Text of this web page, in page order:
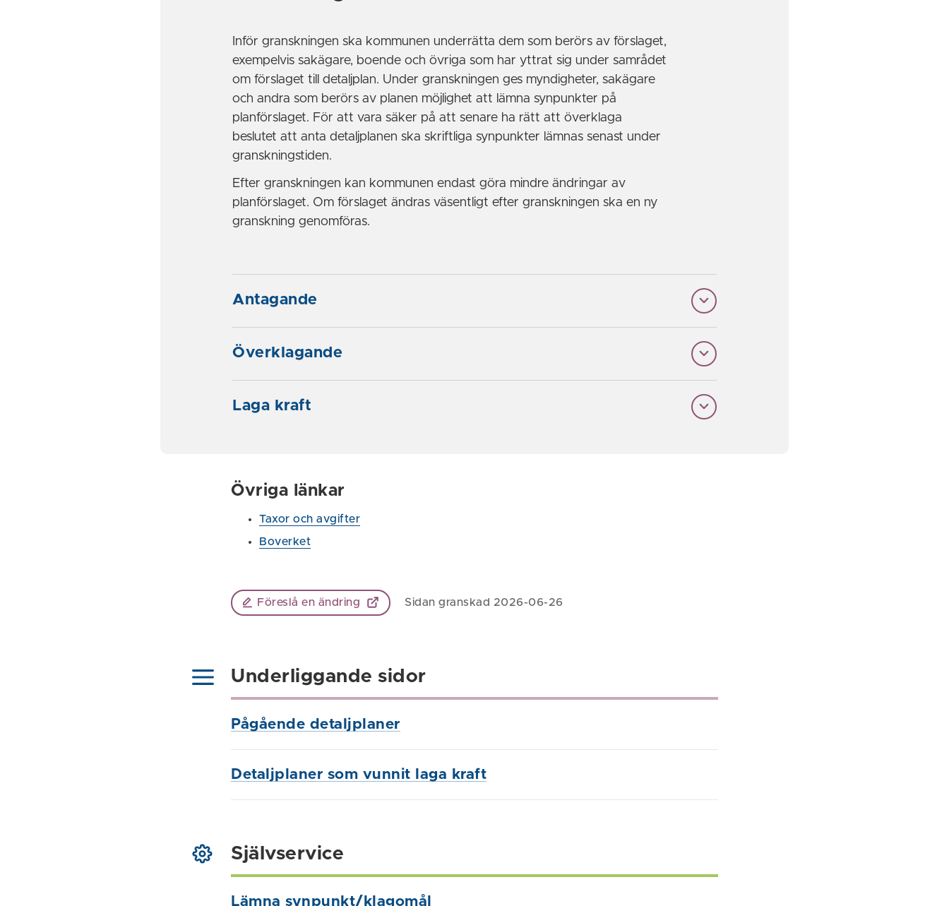
Inför granskningen ska kommunen underrätta dem som berörs av förslaget,
exempelvis sakägare, boende och övriga som har yttrat sig under samrådet
om förslaget till detaljplan. Under granskningen ges myndigheter, sakägare
och andra som berörs av planen möjlighet att lämna synpunkter på
planförslaget. För att vara säker på att senare ha rätt att överklaga
beslutet att anta detaljplanen ska skriftliga synpunkter lämnas senast under
granskningstiden.
Efter granskningen kan kommunen endast göra mindre ändringar av
planförslaget. Om förslaget ändras väsentligt efter granskningen ska en ny
granskning genomföras.
Antagande
Överklagande
Laga kraft
Övriga länkar
Taxor och avgifter
Boverket
Föreslå en ändring Sidan granskad 2026-06-26
Underliggande sidor
Pågående detaljplaner
Detaljplaner som vunnit laga kraft
Självservice
Lämna synpunkt/klagomål